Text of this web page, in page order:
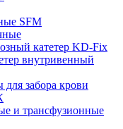
SFM
катетер KD-Fix
внутривенный
забора крови
и трансфузионные